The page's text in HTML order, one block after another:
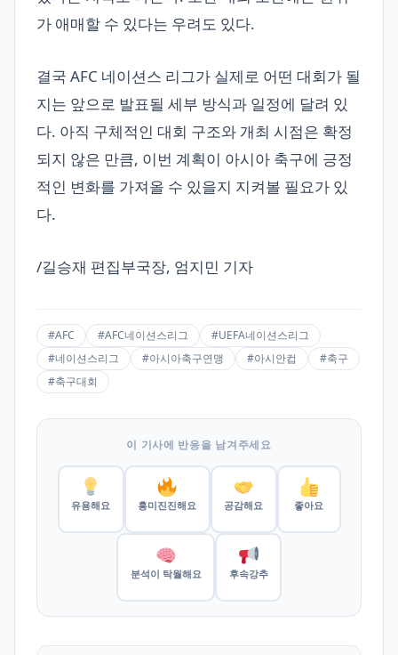
가 애매할 수 있다는 우려도 있다.
결국 AFC 네이션스 리그가 실제로 어떤 대회가 될
지는 앞으로 발표될 세부 방식과 일정에 달려 있
다. 아직 구체적인 대회 구조와 개최 시점은 확정
되지 않은 만큼, 이번 계획이 아시아 축구에 긍정
적인 변화를 가져올 수 있을지 지켜볼 필요가 있
다.
/길승재 편집부국장, 엄지민 기자
#AFC #AFC네이션스리그
#UEFA네이션스리그
#네이션스리그
#아시아축구연맹 #아시안컵
#축구
#축구대회
이 기사에 반응을 남겨주세요
유용해요 흥미진진해요 공감해요 좋아요
분석이 탁월해요 후속강추